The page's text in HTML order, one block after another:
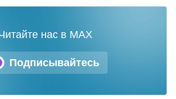
Подписывайтесь
нас в MAX